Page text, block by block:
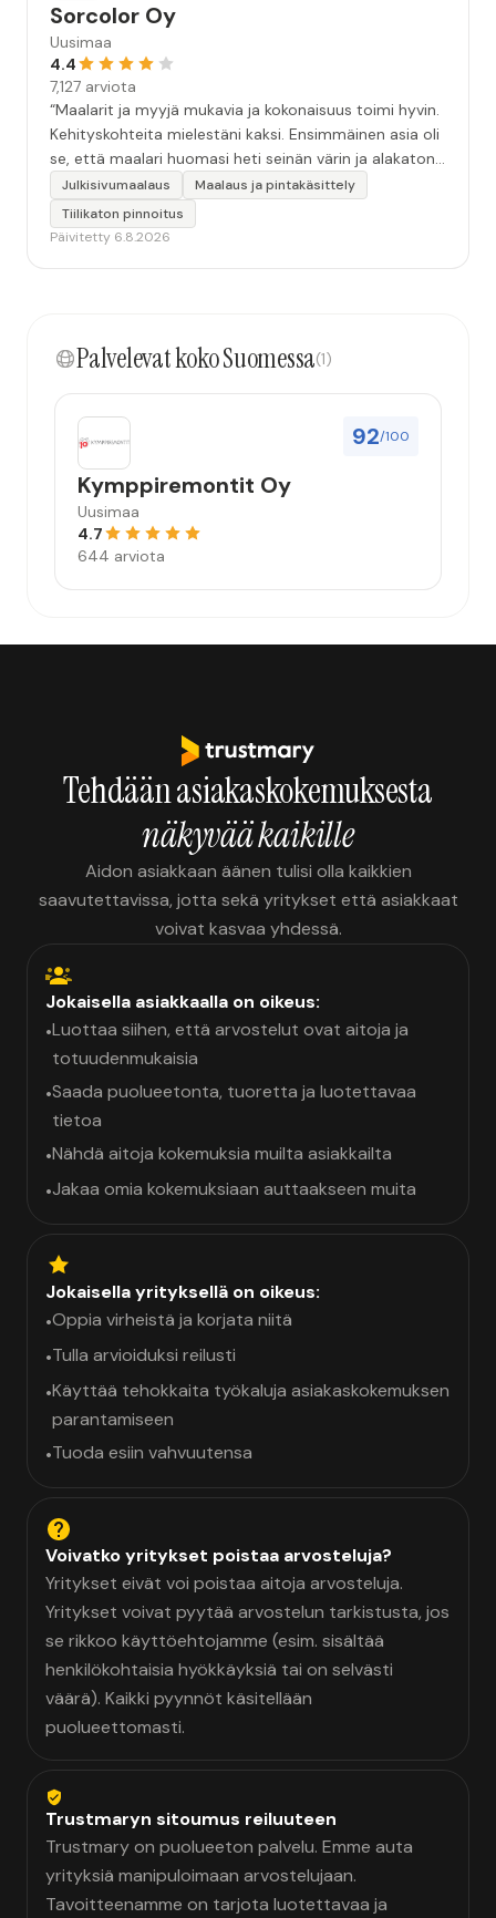
Sorcolor Oy
Uusimaa
4.4
7,127 arviota
“Maalarit ja myyjä mukavia ja kokonaisuus toimi hyvin.
Kehityskohteita mielestäni kaksi. Ensimmäinen asia oli
se, että maalari huomasi heti seinän värin ja alakaton
värin erot mitä en huomannut. Hyvä toki että siinä
kohtaa huomattu mutta toki optimaalisessa
tilanteessa myyjä olisi jo kiinnittänyt tähän huomiota.
mahdollisuus että palveluita käytän”
Julkisivumaalaus
Maalaus ja pintakäsittely
Tiilikaton pinnoitus
Päivitetty 6.8.2026
Palvelevat koko Suomessa(1)
92/100
Kymppiremontit Oy
Uusimaa
4.7
644 arviota
Tehdään asiakaskokemuksesta
näkyvää kaikille
Aidon asiakkaan äänen tulisi olla kaikkien
saavutettavissa, jotta sekä yritykset että asiakkaat
voivat kasvaa yhdessä.
Jokaisella asiakkaalla on oikeus:
•Luottaa siihen, että arvostelut ovat aitoja ja
totuudenmukaisia
•Saada puolueetonta, tuoretta ja luotettavaa
tietoa
•Nähdä aitoja kokemuksia muilta asiakkailta
•Jakaa omia kokemuksiaan auttaakseen muita
Jokaisella yrityksellä on oikeus:
•Oppia virheistä ja korjata niitä
•Tulla arvioiduksi reilusti
•Käyttää tehokkaita työkaluja asiakaskokemuksen
parantamiseen
•Tuoda esiin vahvuutensa
Voivatko yritykset poistaa arvosteluja?
Yritykset eivät voi poistaa aitoja arvosteluja.
Yritykset voivat pyytää arvostelun tarkistusta, jos
se rikkoo käyttöehtojamme (esim. sisältää
henkilökohtaisia hyökkäyksiä tai on selvästi
väärä). Kaikki pyynnöt käsitellään
puolueettomasti.
Trustmaryn sitoumus reiluuteen
Trustmary on puolueeton palvelu. Emme auta
yrityksiä manipuloimaan arvostelujaan.
Tavoitteenamme on tarjota luotettavaa ja